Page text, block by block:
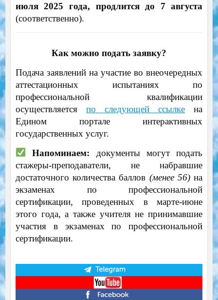
июля 2025 года, продлится до 7 августа
(соответственно).
Как можно подать заявку?
Подача заявлений на участие во внеочередных
аттестационных испытаниях по
профессиональной квалификации
осуществляется по следующей ссылке на
Едином портале интерактивных
государственных услуг.
Напоминаем: документы могут подать
стажеры-преподаватели, не набравшие
достаточного количества баллов (менее 56)на
экзаменах по профессиональной
сертификации, проведенных в марте-июне
этого года, а также учителя не принимавшие
участия в экзаменах по профессиональной
сертификации.